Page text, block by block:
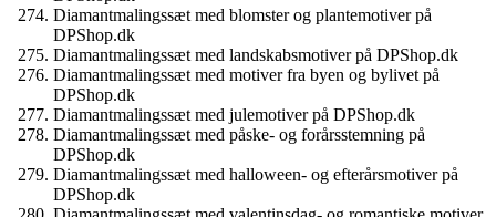
Diamantmalingssæt med blomster og plantemotiver på
DPShop.dk
Diamantmalingssæt med landskabsmotiver på DPShop.dk
Diamantmalingssæt med motiver fra byen og bylivet på
DPShop.dk
Diamantmalingssæt med julemotiver på DPShop.dk
Diamantmalingssæt med påske- og forårsstemning på
DPShop.dk
Diamantmalingssæt med halloween- og efterårsmotiver på
DPShop.dk